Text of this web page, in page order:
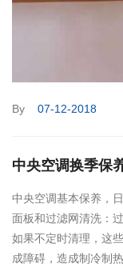
By 07-12-2018
中央空调换季保
中央空调基本保养，
面板和过滤网清洗：
如果不定时清理，这
成障碍，造成制冷制